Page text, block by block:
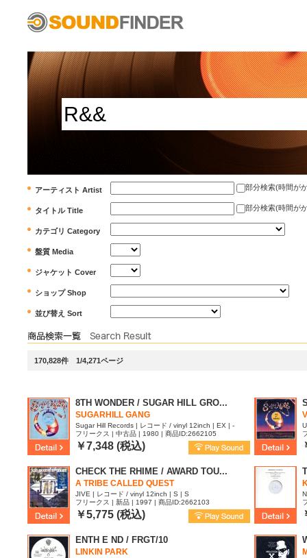
アーティスト Artist 部分検索(時間が
タイトル Title 部分検索(時間が
カテゴリ Category
盤質 Media
ジャケット Cover
ショップ Shop
並び替え Sort
170,828件 1/4,271ページ
8TH WONDER / SUGAR HILL GRO...
SUGARHILL GANG
Sugar Hill Records | レコード / vinyl 12inch | EX | -
フリークス | 中古品 | 1980 | 商品ID:2662105
￥7,348 (税込)
CHECK THE RHIME / AWARD TOU...
A TRIBE CALLED QUEST
JIVE | レコード / vinyl 12inch | S | S
フリークス | 新品 | 1997 | 商品ID:2662103
￥5,775 (税込)
ENTH E ND / FRGT/10
LINKIN PARK